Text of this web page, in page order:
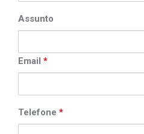
Assunto
Email *
Telefone *